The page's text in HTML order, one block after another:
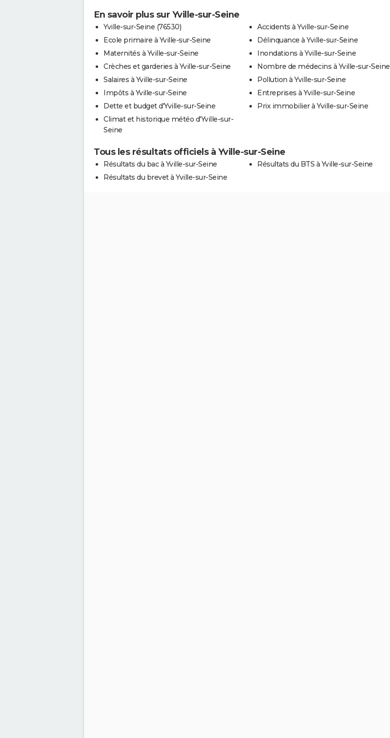
En savoir plus sur Yville-sur-Seine
Yville-sur-Seine (76530)
Ecole primaire à Yville-sur-Seine
Maternités à Yville-sur-Seine
Crèches et garderies à Yville-sur-Seine
Salaires à Yville-sur-Seine
Impôts à Yville-sur-Seine
Dette et budget d'Yville-sur-Seine
Climat et historique météo d'Yville-sur-
Seine
Accidents à Yville-sur-Seine
Délinquance à Yville-sur-Seine
Inondations à Yville-sur-Seine
Nombre de médecins à Yville-sur-Seine
Pollution à Yville-sur-Seine
Entreprises à Yville-sur-Seine
Prix immobilier à Yville-sur-Seine
Tous les résultats officiels à Yville-sur-Seine
Résultats du bac à Yville-sur-Seine
Résultats du brevet à Yville-sur-Seine
Résultats du BTS à Yville-sur-Seine